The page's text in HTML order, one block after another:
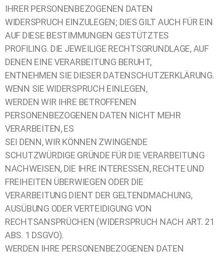
IHRER PERSONENBEZOGENEN DATEN
WIDERSPRUCH EINZULEGEN; DIES GILT AUCH FÜR EIN
AUF DIESE BESTIMMUNGEN GESTÜTZTES
PROFILING. DIE JEWEILIGE RECHTSGRUNDLAGE, AUF
DENEN EINE VERARBEITUNG BERUHT,
ENTNEHMEN SIE DIESER DATENSCHUTZERKLÄRUNG.
WENN SIE WIDERSPRUCH EINLEGEN,
WERDEN WIR IHRE BETROFFENEN
PERSONENBEZOGENEN DATEN NICHT MEHR
VERARBEITEN, ES
SEI DENN, WIR KÖNNEN ZWINGENDE
SCHUTZWÜRDIGE GRÜNDE FÜR DIE VERARBEITUNG
NACHWEISEN, DIE IHRE INTERESSEN, RECHTE UND
FREIHEITEN ÜBERWIEGEN ODER DIE
VERARBEITUNG DIENT DER GELTENDMACHUNG,
AUSÜBUNG ODER VERTEIDIGUNG VON
RECHTSANSPRÜCHEN (WIDERSPRUCH NACH ART. 21
ABS. 1 DSGVO).
WERDEN IHRE PERSONENBEZOGENEN DATEN